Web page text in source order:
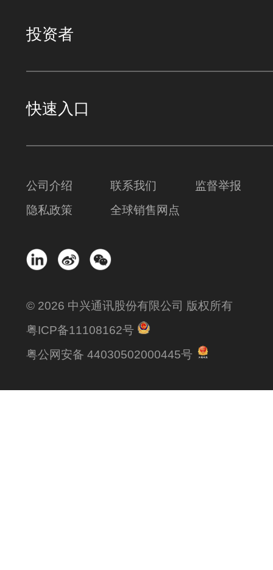
投资者
快速入口
公司介绍 联系我们
监督举报
隐私政策
全球销售网点
© 2026 中兴通讯股份有限公司 版权所有
粤ICP备11108162号
粤公网安备 44030502000445号